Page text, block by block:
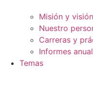
Misión y visión
Nuestro
Carreras y
Informes
Temas